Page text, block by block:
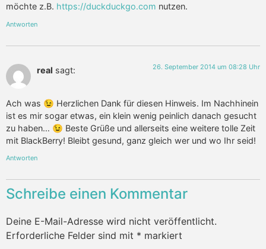
möchte z.B. https://duckduckgo.com nutzen.
Antworten
real sagt: 26. September 2014 um 08:28 Uhr
Ach was 😉 Herzlichen Dank für diesen Hinweis. Im Nachhinein
ist es mir sogar etwas, ein klein wenig peinlich danach gesucht
zu haben… 😉 Beste Grüße und allerseits eine weitere tolle Zeit
mit BlackBerry! Bleibt gesund, ganz gleich wer und wo Ihr seid!
Antworten
Schreibe einen Kommentar
Deine E-Mail-Adresse wird nicht veröffentlicht.
Erforderliche Felder sind mit * markiert